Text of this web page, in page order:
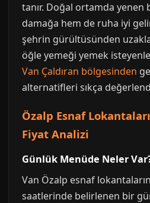
tanır. Doğal ortamda yenen
damağa hem de ruha iyi
şehrin gürültüsünden
öğle yemeği yemek
Van Çaldıran bölgesinden
alternatifleri sıkça
Özalp Esnaf
Fiyat Analizi
Günlük Menüde Neler
Van Özalp esnaf
saatlerinde belirlenen bir